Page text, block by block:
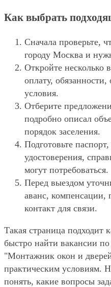
Как выбрать
Сначала проверьте,
городу Москва и
Откройте несколько
оплату,
условия.
Отберите
подробно описал
порядок заселения.
Подготовьте
удостоверения,
могут потребоваться.
Перед выездом
аванс, компенсации,
контакт для связи.
Такая страница подходит
быстро найти вакансии
"Монтажник окон и
практическим условиям.
понять, какие вопросы